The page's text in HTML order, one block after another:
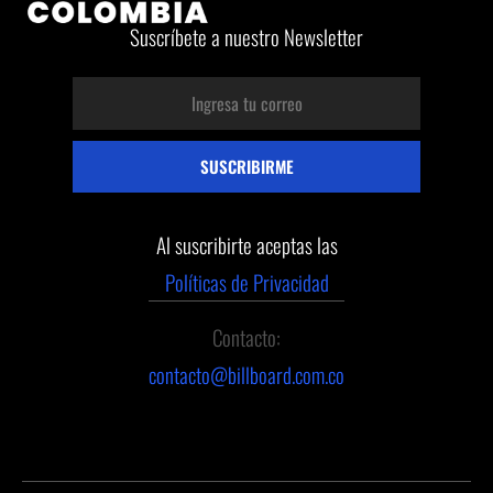
Suscríbete a nuestro Newsletter
Al suscribirte aceptas las
Políticas de Privacidad
Contacto:
contacto@billboard.com.co